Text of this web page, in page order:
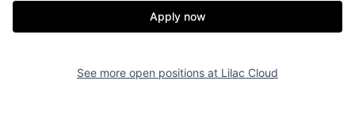
Apply now
See more open positions at Lilac Cloud